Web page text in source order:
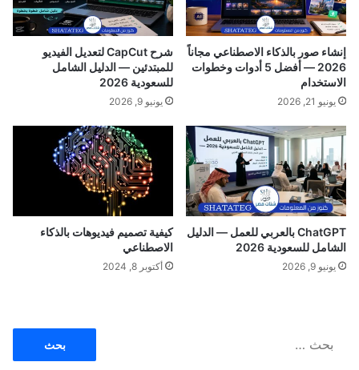
و
ن
ة
و
ن
ا
ب
ح
ج
م
و
ع
د
إنشاء صور بالذكاء الاصطناعي مجاناً
2026 — أفضل 5 أدوات وخطوات
الاستخدام
يونيو 21, 2026
شرح CapCut لتعديل الفيديو
للمبتدئين — الدليل الشامل
للسعودية 2026
يونيو 9, 2026
ChatGPT بالعربي للعمل — الدليل
الشامل للسعودية 2026
يونيو 9, 2026
كيفية تصميم فيديوهات بالذكاء
الاصطناعي
أكتوبر 8, 2024